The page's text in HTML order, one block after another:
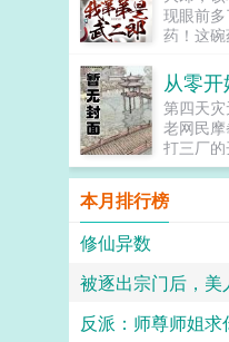
泉。病
度极高。
秩序部
间赶到
对于举
嘉奖。于
一位自
先生，
准！怎么
自打卡一
现眼前
药！这
从零
第四天
老网民
打三厂
戏十洲
它比起来
阔的异世
宏大到令
仙侠神
天下第一
可能因
本月排行榜
修仙异数
被逐出宗门后，
反派：师尊师姐求